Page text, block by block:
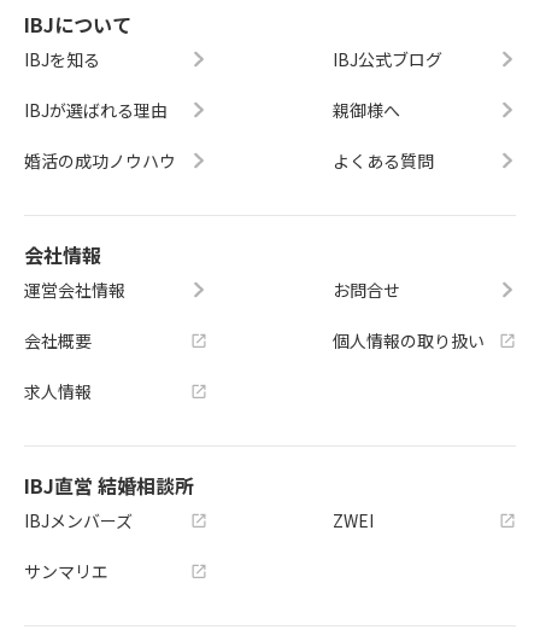
IBJについて
IBJを知る
IBJが選ばれる理由
婚活の成功ノウハウ
IBJ公式ブログ
親御様へ
よくある質問
会社情報
運営会社情報
会社概要
求人情報
お問合せ
個人情報の取り扱い
IBJ直営 結婚相談所
IBJメンバーズ
サンマリエ
ZWEI